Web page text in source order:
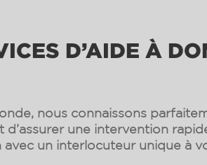
D’AIDE À
nous connaissons
une intervention
un interlocuteur unique à